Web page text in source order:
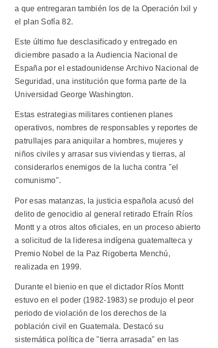
a que entregaran también los de la Operación Ixil y
el plan Sofía 82.
Este último fue desclasificado y entregado en
diciembre pasado a la Audiencia Nacional de
España por el estadounidense Archivo Nacional de
Seguridad, una institución que forma parte de la
Universidad George Washington.
Estas estrategias militares contienen planes
operativos, nombres de responsables y reportes de
patrullajes para aniquilar a hombres, mujeres y
niños civiles y arrasar sus viviendas y tierras, al
considerarlos enemigos de la lucha contra "el
comunismo".
Por esas matanzas, la justicia española acusó del
delito de genocidio al general retirado Efraín Ríos
Montt y a otros altos oficiales, en un proceso abierto
a solicitud de la lideresa indígena guatemalteca y
Premio Nobel de la Paz Rigoberta Menchú,
realizada en 1999.
Durante el bienio en que el dictador Ríos Montt
estuvo en el poder (1982-1983) se produjo el peor
periodo de violación de los derechos de la
población civil en Guatemala. Destacó su
sistemática política de "tierra arrasada" en las